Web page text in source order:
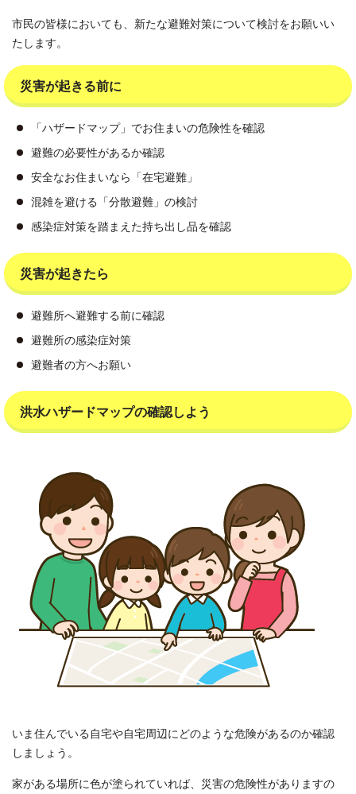
市民の皆様においても、新たな避難対策について検討をお願いい
たします。
災害が起きる前に
「ハザードマップ」でお住まいの危険性を確認
避難の必要性があるか確認
安全なお住まいなら「在宅避難」
混雑を避ける「分散避難」の検討
感染症対策を踏まえた持ち出し品を確認
災害が起きたら
避難所へ避難する前に確認
避難所の感染症対策
避難者の方へお願い
洪水ハザードマップの確認しよう
いま住んでいる自宅や自宅周辺にどのような危険があるのか確認
しましょう。
家がある場所に色が塗られていれば、災害の危険性がありますの